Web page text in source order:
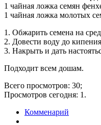
1 чайная ложка семян
1 чайная ложка молотых
1. Обжарить семена на
2. Довести воду до
3. Накрыть и дать
Подходит всем дошам.
Всего просмотров: 30;
Просмотров сегодня: 1.
Комменарий